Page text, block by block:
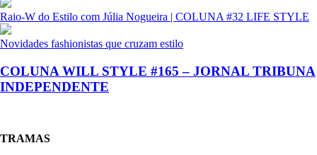
Raio-W do Estilo com Júlia Nogueira | COLUNA #32 LIFE STYLE
Novidades fashionistas que cruzam estilo
COLUNA WILL STYLE #165 – JORNAL TRIBUNA
INDEPENDENTE
TRAMAS